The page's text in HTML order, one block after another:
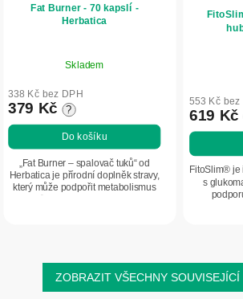
Fat Burner - 70 kapslí -
Herbatica
Skladem
338 Kč bez DPH
379 Kč ?
Do košíku
„Fat Burner – spalovač tuků“ od
Herbatica je přírodní doplněk stravy,
který může podpořit metabolismus
553 Kč bez
619 Kč
FitoSlim® je
s
ZOBRAZIT VŠECHNY SOUVISEJÍCÍ